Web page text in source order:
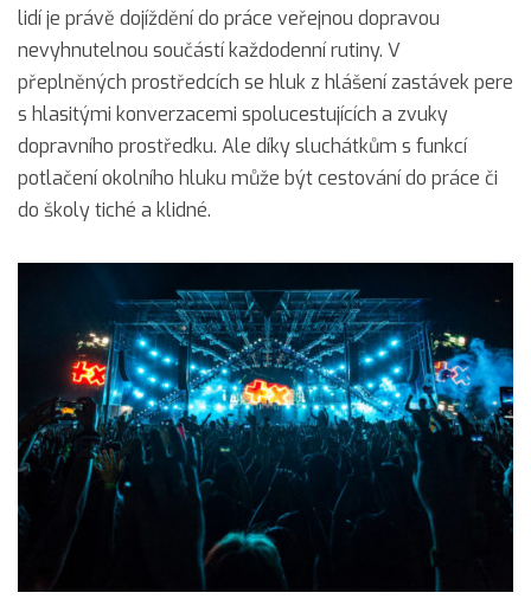
lidí je právě dojíždění do práce veřejnou dopravou
nevyhnutelnou součástí každodenní rutiny. V
přeplněných prostředcích se hluk z hlášení zastávek pere
s hlasitými konverzacemi spolucestujících a zvuky
dopravního prostředku. Ale díky sluchátkům s funkcí
potlačení okolního hluku může být cestování do práce či
do školy tiché a klidné.